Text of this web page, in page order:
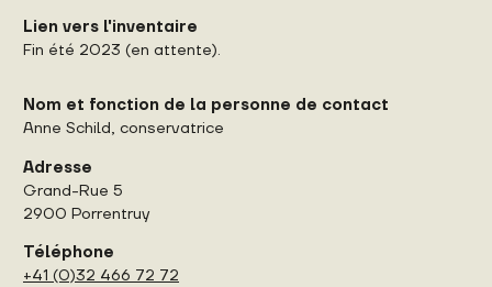
Lien vers l'inventaire
Fin été 2023 (en attente).
Nom et fonction de la personne de contact
Anne Schild, conservatrice
Adresse
Grand-Rue 5
2900 Porrentruy
Téléphone
+41 (0)32 466 72 72